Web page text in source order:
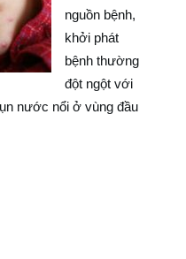
nguồn bệnh,
khởi phát
bệnh thường
đột ngột với
nước nổi ở vùng đầu